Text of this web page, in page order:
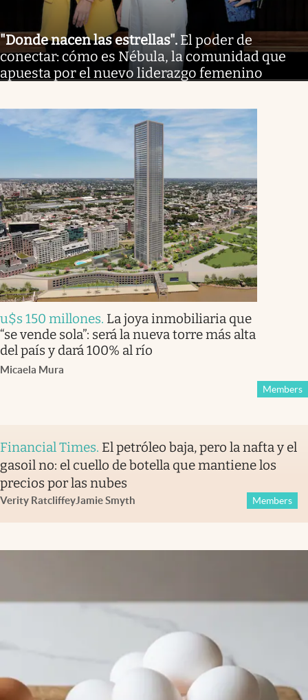
"Donde nacen las estrellas". El poder de
conectar: cómo es Nébula, la comunidad que
apuesta por el nuevo liderazgo femenino
u$s 150 millones. La joya inmobiliaria que
“se vende sola”: será la nueva torre más alta
del país y dará 100% al río
Micaela Mura
Members
Financial Times. El petróleo baja, pero la nafta y el
gasoil no: el cuello de botella que mantiene los
precios por las nubes
Verity RatcliffeyJamie Smyth Members